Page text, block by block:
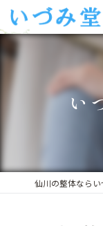
い